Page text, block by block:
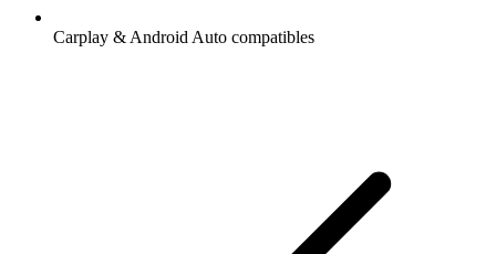
Carplay & Android Auto compatibles